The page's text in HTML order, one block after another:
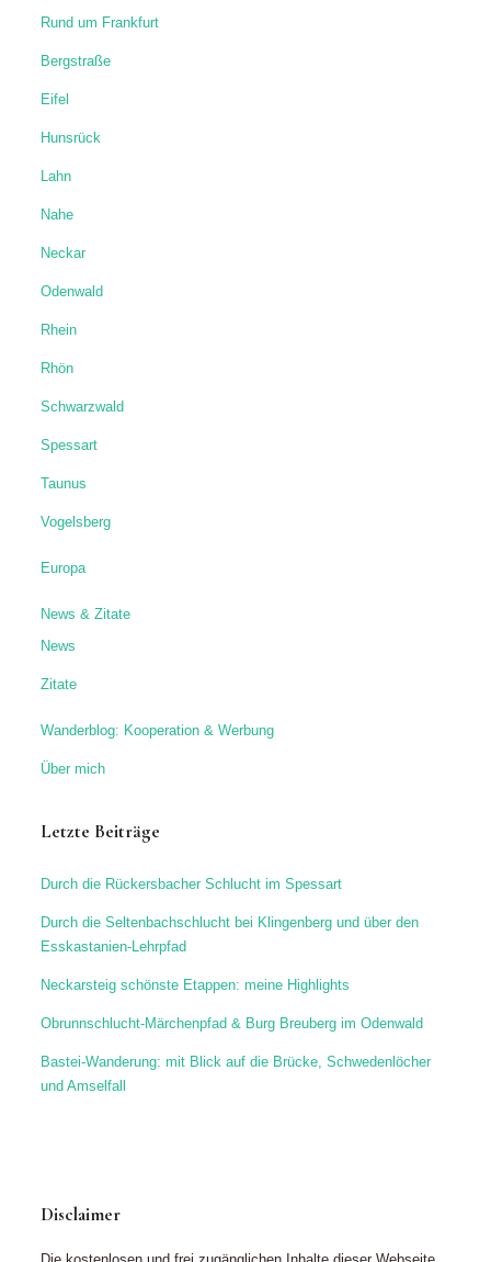
Rund um Frankfurt
Bergstraße
Eifel
Hunsrück
Lahn
Nahe
Neckar
Odenwald
Rhein
Rhön
Schwarzwald
Spessart
Taunus
Vogelsberg
Europa
News & Zitate
News
Zitate
Wanderblog: Kooperation & Werbung
Über mich
Letzte Beiträge
Durch die Rückersbacher Schlucht im Spessart
Durch die Seltenbachschlucht bei Klingenberg und über den
Esskastanien-Lehrpfad
Neckarsteig schönste Etappen: meine Highlights
Obrunnschlucht-Märchenpfad & Burg Breuberg im Odenwald
Bastei-Wanderung: mit Blick auf die Brücke, Schwedenlöcher
und Amselfall
Disclaimer